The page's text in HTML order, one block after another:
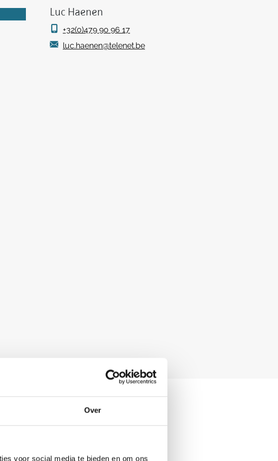
Over
voor social media te bieden en om ons
Luc Haenen
+32(0)479 90 96 17
luc.haenen@telenet.be